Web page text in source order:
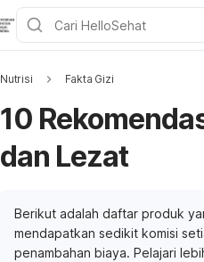
Nutrisi Fakta Gizi
10
dan Lezat
Berikut adalah daftar produk
mendapatkan sedikit komisi
penambahan biaya. Pelajari